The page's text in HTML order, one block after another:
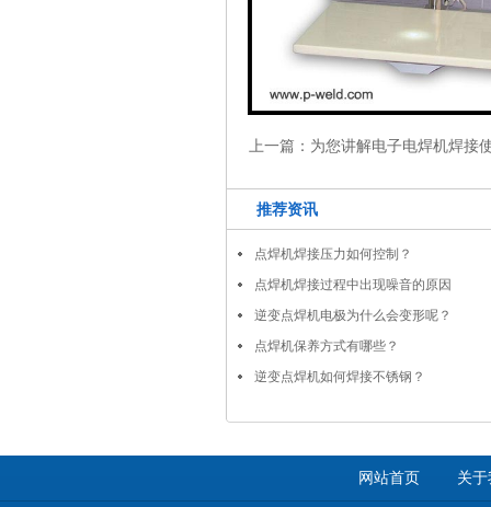
上一篇： 为您讲解电子电焊机焊接
推荐资讯
点焊机焊接压力如何控制？
点焊机焊接过程中出现噪音的原因
逆变点焊机电极为什么会变形呢？
点焊机保养方式有哪些？
逆变点焊机如何焊接不锈钢？
网站首页 关